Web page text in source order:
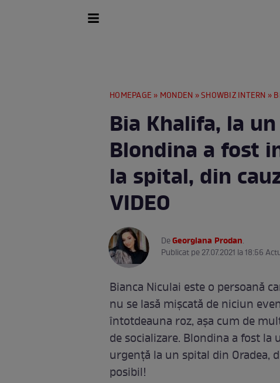
HOMEPAGE » MONDEN »SHOWBIZ INTERN »
Bia Khalifa, la
Blondina a fost
la spital, din
VIDEO
DeGeorgiana Prodan.
Publicat pe 27.07.2021 la 18:56
Bianca Niculai este o persoană
nu se lasă mișcată de niciun
întotdeauna roz, așa cum de
de socializare. Blondina a fost
urgență la un spital din Oradea,
posibil!